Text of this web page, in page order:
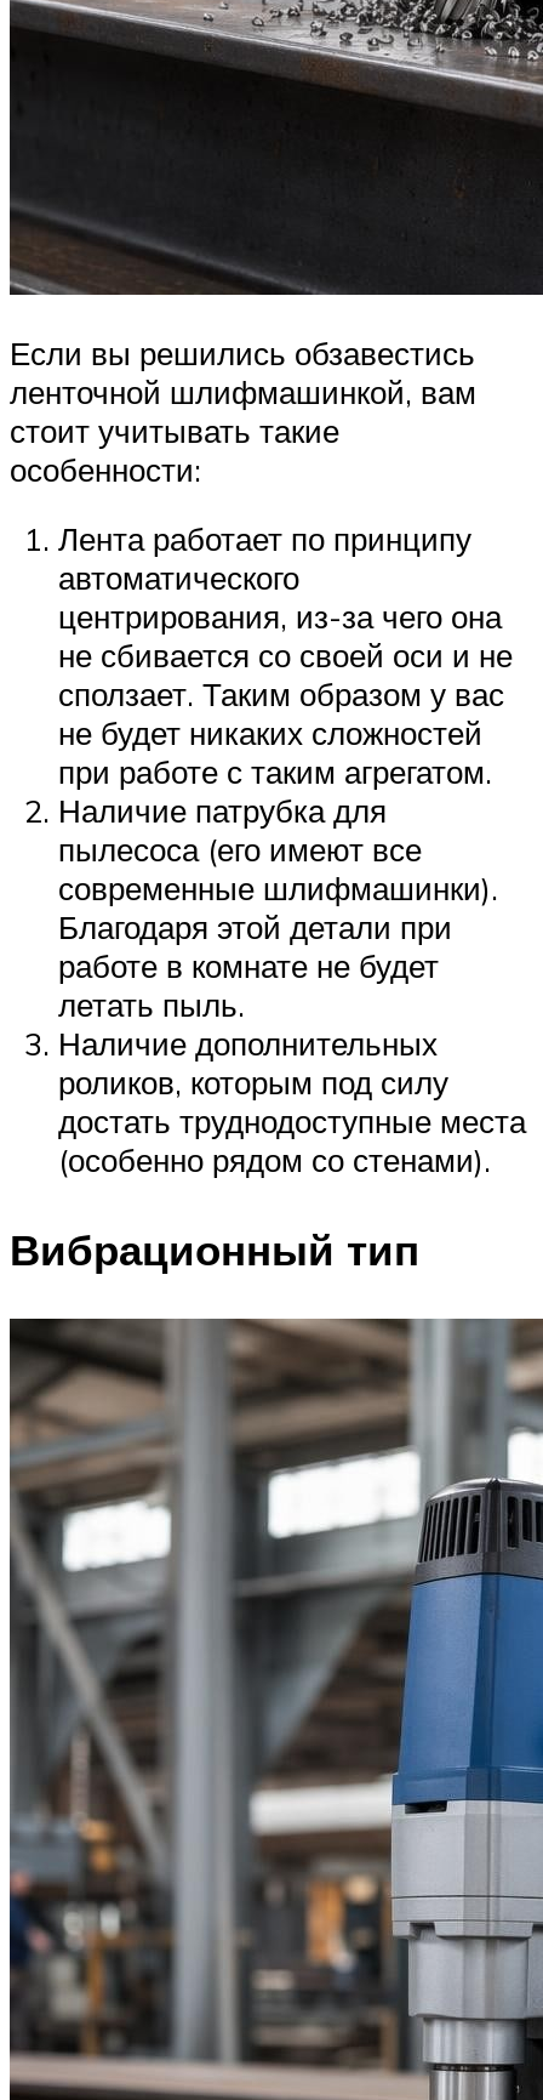
Если вы решились обзавестись
ленточной шлифмашинкой, вам
стоит учитывать такие
особенности:
Лента работает по принципу
автоматического
центрирования, из-за чего она
не сбивается со своей оси и не
сползает. Таким образом у вас
не будет никаких сложностей
при работе с таким агрегатом.
Наличие патрубка для
пылесоса (его имеют все
современные шлифмашинки).
Благодаря этой детали при
работе в комнате не будет
летать пыль.
Наличие дополнительных
роликов, которым под силу
достать труднодоступные места
(особенно рядом со стенами).
Вибрационный тип